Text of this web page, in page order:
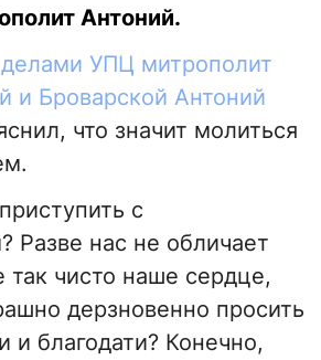
Антоний.
УПЦ митрополит
и Броварской Антоний
что значит молиться
с
Разве нас не обличает
так чисто наше сердце,
дерзновенно просить
и благодати? Конечно,